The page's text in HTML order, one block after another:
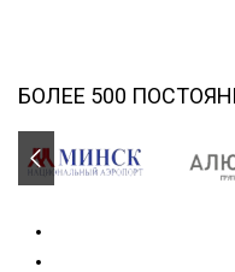
БОЛЕЕ 500